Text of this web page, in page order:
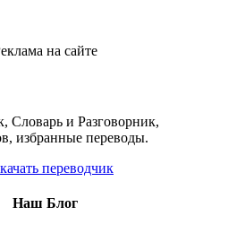
на сайте
Словарь и Разговорник,
избранные переводы.
Наш Блог